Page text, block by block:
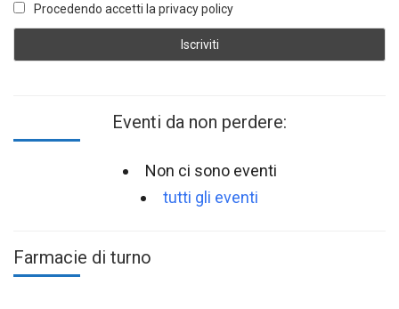
Procedendo accetti la privacy policy
Eventi da non perdere:
Non ci sono eventi
tutti gli eventi
Farmacie di turno